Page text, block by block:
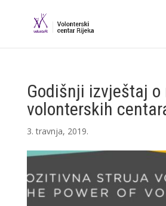
Godišnji izvještaj o
volonterskih
3. travnja, 2019.